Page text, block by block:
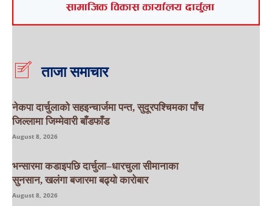
ताजा समाचार
नेकपा दार्चुलाको सहइन्चार्जमा पन्त, सुदूरपश्चिमका पाँच
जिल्लामा जिम्मेवारी बाँडफाँड
August 8, 2026
भन्सारमा कडाइपछि दार्चुला–धारचुला सीमानाका
सुनसान, खलंगा बजारमा बढ्यो कारोबार
August 8, 2026